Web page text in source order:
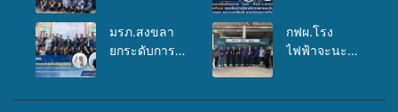
เคลื่อนที่
บริการด้าน
จัดอบรมเสริม
ศักยภาพ
กองทุน
มรภ.สงขลา
ยกระดับการ
กฟผ.โรง
ไฟฟ้าจะนะ